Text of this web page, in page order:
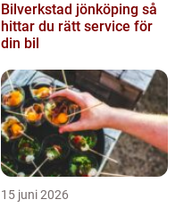
Bilverkstad jönköping så
hittar du rätt service för
din bil
15 juni 2026